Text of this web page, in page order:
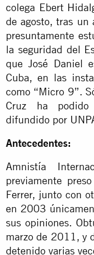
colega Ebert
de agosto, tras
presuntamente
la seguridad del
que José Daniel
Cuba, en las
como “Micro 9”.
Cruz ha
difundido por
Antecedentes:
Amnistía
previamente
Ferrer, junto con
en 2003
sus opiniones.
marzo de 2011, y
detenido varias